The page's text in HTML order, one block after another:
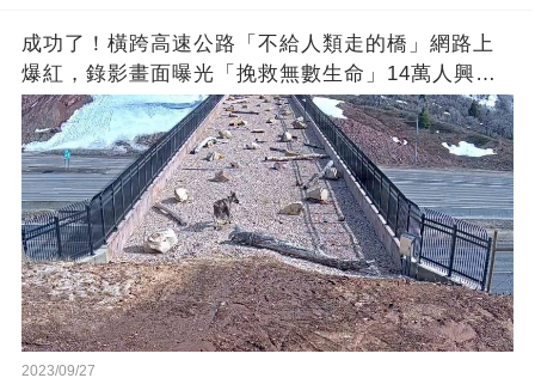
成功了！橫跨高速公路「不給人類走的橋」網路上
爆紅，錄影畫面曝光「挽救無數生命」14萬人興奮
歡呼
2023/09/27